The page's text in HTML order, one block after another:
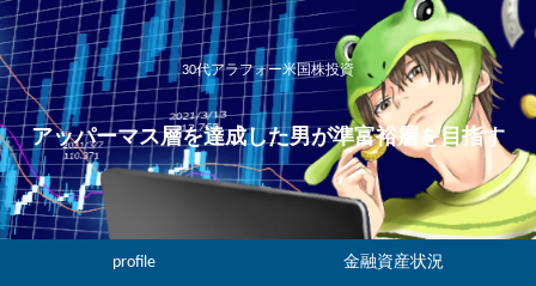
30代アラフォー米国株投資
アッパーマス層を達成した男が準富裕層を目指す
profile 金融資産状況